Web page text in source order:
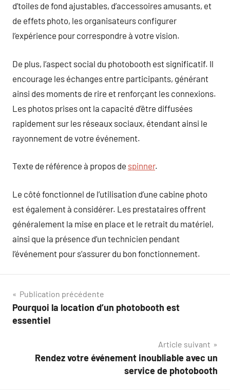
d’toiles de fond ajustables, d’accessoires amusants, et
de effets photo, les organisateurs configurer
l’expérience pour correspondre à votre vision.
De plus, l’aspect social du photobooth est significatif. Il
encourage les échanges entre participants, générant
ainsi des moments de rire et renforçant les connexions.
Les photos prises ont la capacité d’être diffusées
rapidement sur les réseaux sociaux, étendant ainsi le
rayonnement de votre événement.
Texte de référence à propos de spinner.
Le côté fonctionnel de l’utilisation d’une cabine photo
est également à considérer. Les prestataires offrent
généralement la mise en place et le retrait du matériel,
ainsi que la présence d’un technicien pendant
l’événement pour s’assurer du bon fonctionnement.
Navigation
de
Publication précédente
Pourquoi la location d’un photobooth est
essentiel
Article suivant
Rendez votre événement inoubliable avec un
service de photobooth